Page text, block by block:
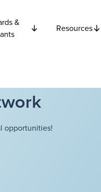
&
Resources
opportunities!